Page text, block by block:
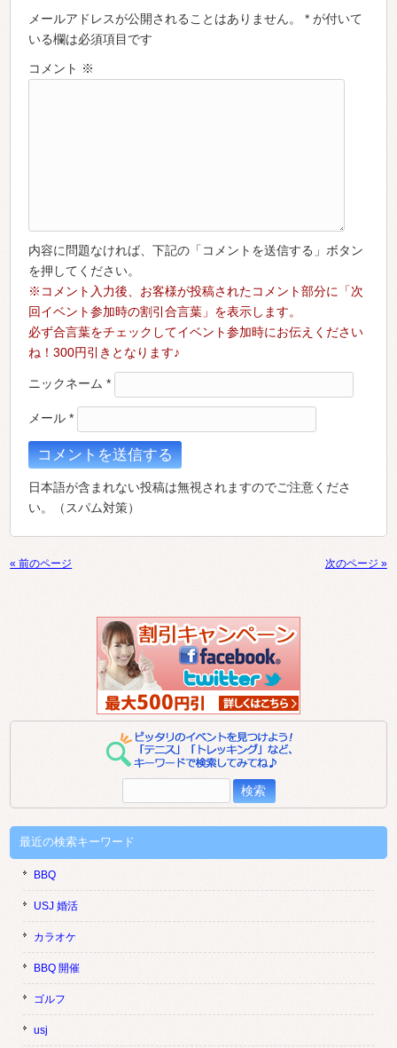
メールアドレスが公開されることはありません。 * が付いて
いる欄は必須項目です
コメント ※
内容に問題なければ、下記の「コメントを送信する」ボタン
を押してください。
※コメント入力後、お客様が投稿されたコメント部分に「次
回イベント参加時の割引合言葉」を表示します。
必ず合言葉をチェックしてイベント参加時にお伝えください
ね！300円引きとなります♪
ニックネーム*
メール*
日本語が含まれない投稿は無視されますのでご注意くださ
い。（スパム対策）
« 前のページ 次のページ »
索:
最近の検索キーワード
BBQ
USJ 婚活
カラオケ
BBQ 開催
ゴルフ
usj